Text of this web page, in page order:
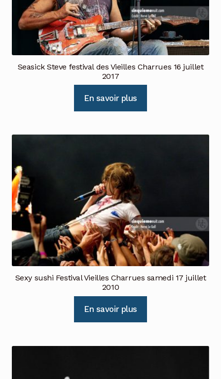
Seasick Steve festival des Vieilles Charrues 16 juillet
2017
En savoir plus
Sexy sushi Festival Vieilles Charrues samedi 17 juillet
2010
En savoir plus